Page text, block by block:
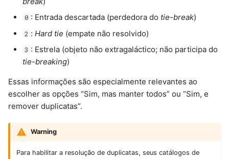
0 : Entrada descartada (perdedora do tie-break)
2 : Hard tie (empate não resolvido)
3 : Estrela (objeto não extragaláctico; não participa do
tie-breaking)
Essas informações são especialmente relevantes ao
escolher as opções “Sim, mas manter todos” ou “Sim, e
remover duplicatas”.
Warning
Para habilitar a resolução de duplicatas, seus catálogos de